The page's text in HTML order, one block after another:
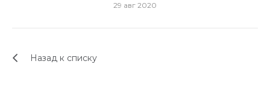
29 авг 2020
Назад к списку